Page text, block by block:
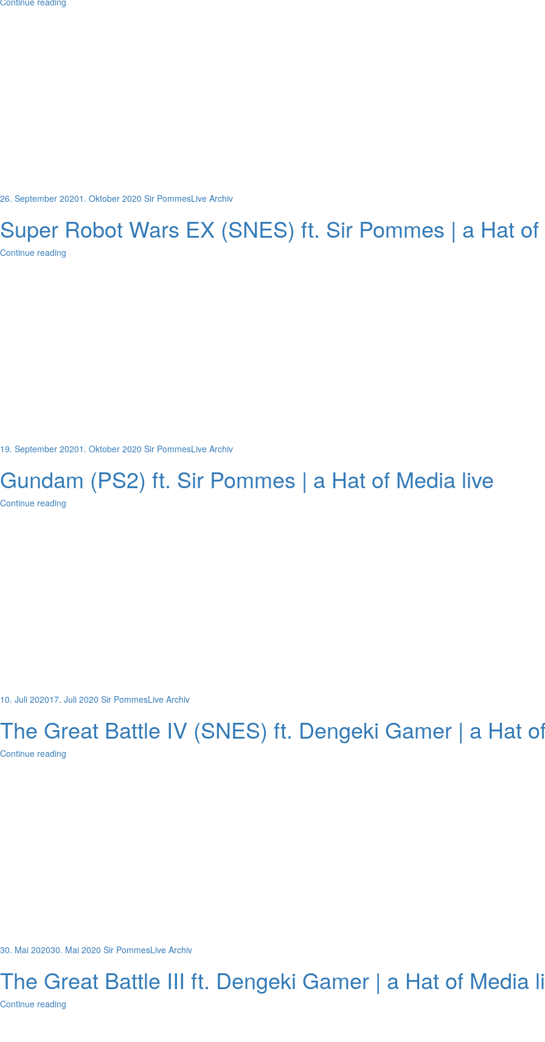
26. September 20201. Oktober 2020 Sir PommesLive Archiv
Super Robot Wars EX (SNES) ft. Sir Pommes | a Hat
Continue reading
19. September 20201. Oktober 2020 Sir PommesLive Archiv
Gundam (PS2) ft. Sir Pommes | a Hat of Media live
Continue reading
10. Juli 202017. Juli 2020 Sir PommesLive Archiv
The Great Battle IV (SNES) ft. Dengeki Gamer | a Hat
Continue reading
30. Mai 202030. Mai 2020 Sir PommesLive Archiv
The Great Battle III ft. Dengeki Gamer | a Hat of Media
Continue reading